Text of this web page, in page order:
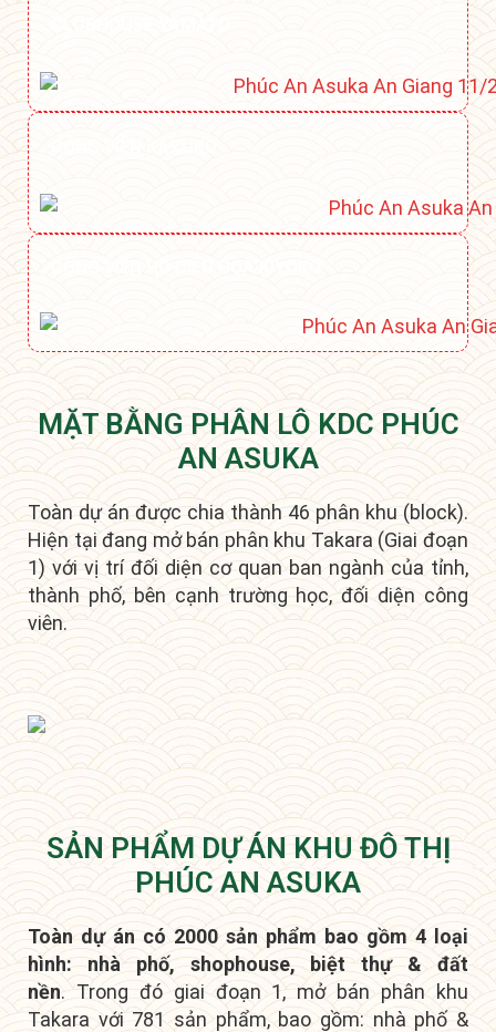
MẶT BẰNG PHÂN LÔ KDC PHÚC
AN ASUKA
Toàn dự án được chia thành 46 phân khu (block).
Hiện tại đang mở bán phân khu Takara (Giai đoạn
1) với vị trí đối diện cơ quan ban ngành của tỉnh,
thành phố, bên cạnh trường học, đối diện công
viên.
SẢN PHẨM DỰ ÁN KHU ĐÔ THỊ
PHÚC AN ASUKA
Toàn dự án có 2000 sản phẩm bao gồm 4 loại
hình: nhà phố, shophouse, biệt thự & đất
nền.Trong đó giai đoạn 1, mở bán phân khu
Takara với 781 sản phẩm, bao gồm: nhà phố &